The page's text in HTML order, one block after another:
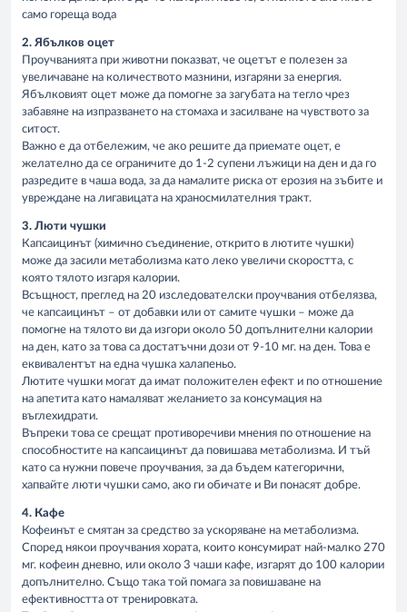
само гореща вода
2. Ябълков оцет
Проучванията при животни показват, че оцетът е полезен за
увеличаване на количеството мазнини, изгаряни за енергия.
Ябълковият оцет може да помогне за загубата на тегло чрез
забавяне на изпразването на стомаха и засилване на чувството за
ситост.
Важно е да отбележим, че ако решите да приемате оцет, е
желателно да се ограничите до 1-2 супени лъжици на ден и да го
разредите в чаша вода, за да намалите риска от ерозия на зъбите и
увреждане на лигавицата на храносмилателния тракт.
3. Люти чушки
Капсаицинът (химично съединение, открито в лютите чушки)
може да засили метаболизма като леко увеличи скоростта, с
която тялото изгаря калории.
Всъщност, преглед на 20 изследователски проучвания отбелязва,
че капсаицинът – от добавки или от самите чушки – може да
помогне на тялото ви да изгори около 50 допълнителни калории
на ден, като за това са достатъчни дози от 9-10 мг. на ден. Това е
еквивалентът на една чушка халапеньо.
Лютите чушки могат да имат положителен ефект и по отношение
на апетита като намаляват желанието за консумация на
въглехидрати.
Въпреки това се срещат противоречиви мнения по отношение на
способностите на капсаицинът да повишава метаболизма. И тъй
като са нужни повече проучвания, за да бъдем категорични,
хапвайте люти чушки само, ако ги обичате и Ви понасят добре.
4. Кафе
Кофеинът е смятан за средство за ускоряване на метаболизма.
Според някои проучвания хората, които консумират най-малко 270
мг. кофеин дневно, или около 3 чаши кафе, изгарят до 100 калории
допълнително. Също така той помага за повишаване на
ефективността от тренировката.